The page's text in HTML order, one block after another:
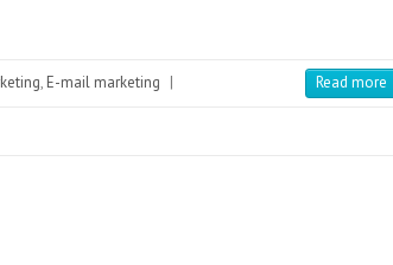
, E-mail marketing | Read more